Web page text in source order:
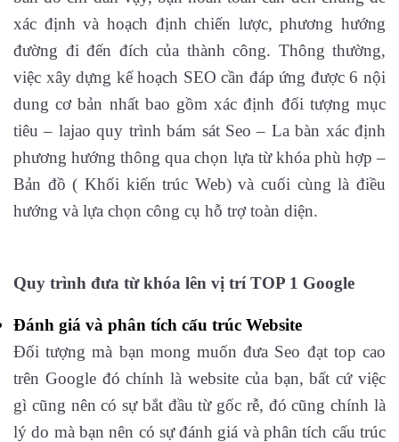
xác định và hoạch định chiến lược, phương hướng
đường đi đến đích của thành công. Thông thường,
việc xây dựng kế hoạch SEO cần đáp ứng được 6 nội
dung cơ bản nhất bao gồm xác định đối tượng mục
tiêu – lajao quy trình bám sát Seo – La bàn xác định
phương hướng thông qua chọn lựa từ khóa phù hợp –
Bản đồ ( Khối kiến trúc Web) và cuối cùng là điều
hướng và lựa chọn công cụ hỗ trợ toàn diện.
Quy trình đưa từ khóa lên vị trí TOP 1 Google
Đánh giá và phân tích cấu trúc Website
Đối tượng mà bạn mong muốn đưa Seo đạt top cao
trên Google đó chính là website của bạn, bất cứ việc
gì cũng nên có sự bắt đầu từ gốc rễ, đó cũng chính là
lý do mà bạn nên có sự đánh giá và phân tích cấu trúc